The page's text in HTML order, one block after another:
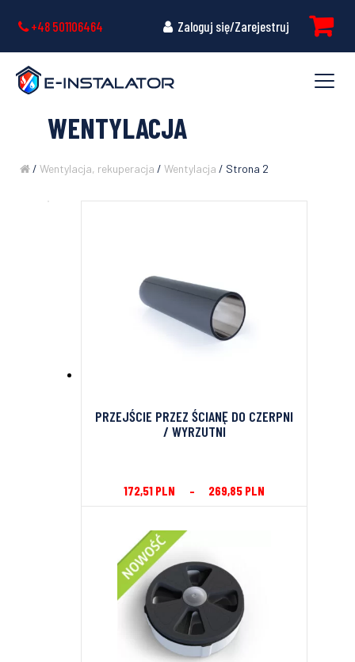
+48 501106464 Zaloguj się/Zarejestruj
WENTYLACJA
/ Wentylacja, rekuperacja / Wentylacja / Strona 2
PRZEJŚCIE PRZEZ ŚCIANĘ DO CZERPNI
/ WYRZUTNI
172,51 PLN – 269,85 PLN